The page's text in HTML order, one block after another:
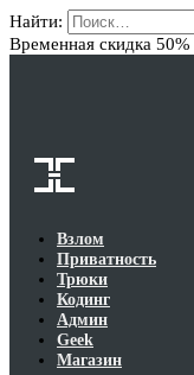
Найти:
Временная скидка 50%
Взлом
Приватность
Трюки
Кодинг
Админ
Geek
Магазин